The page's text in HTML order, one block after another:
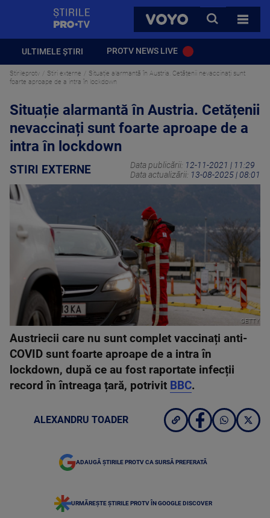
VOYO
CAUTA
TOATE
ULTIMELE ȘTIRI PROTV NEWS LIVE
Stirileprotv Stiri externe
Situație alarmantă în Austria. Cetățenii nevaccinați sunt
foarte aproape de a intra în lockdown
Situație alarmantă în Austria. Cetățenii
nevaccinați sunt foarte aproape de a
intra în lockdown
STIRI EXTERNE Data publicării: 12-11-2021 | 11:29
Data actualizării: 13-08-2025 | 08:01
GETTY
Austriecii care nu sunt complet vaccinați anti-
COVID sunt foarte aproape de a intra în
lockdown, după ce au fost raportate infecții
record în întreaga țară, potrivit BBC.
ALEXANDRU TOADER
ADAUGĂ ȘTIRILE PROTV CA SURSĂ PREFERATĂ
URMĂREȘTE ȘTIRILE PROTV ÎN GOOGLE DISCOVER